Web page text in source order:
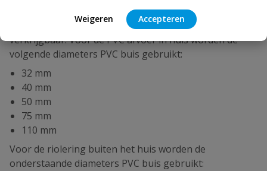
Weigeren Accepteren
De PVC afvoerbuis is bij PVC24 in diverse maten
verkrijgbaar. Voor de PVC afvoer in huis worden de
volgende diameters PVC buis gebruikt:
32 mm
40 mm
50 mm
75 mm
110 mm
Voor de riolering buiten het huis worden de
onderstaande diameters PVC buis gebruikt: